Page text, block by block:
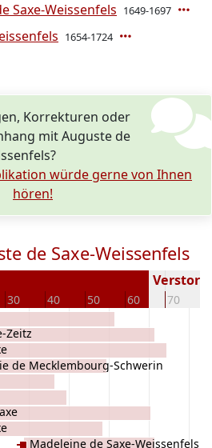
Saxe-Weissenfels 1649-1697
1654-1724
Korrekturen oder
mit Auguste de
würde gerne von Ihnen
hören!
de Saxe-Weissenfels
30 40 50 60 70
Zeitz
de Mecklembourg-Schwerin
Madeleine de Saxe-Weissenfels